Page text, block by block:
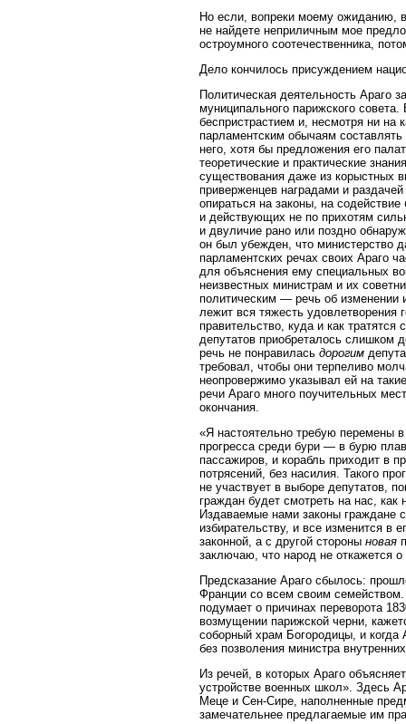
Но если, вопреки моему ожиданию,
не найдете неприличным мое
остроумного соотечественника,
Дело кончилось присуждением
Политическая деятельность Араго
муниципального парижского
беспристрастием и, несмотря ни
парламентским обычаям
него, хотя бы предложения его
теоретические и практические
существования даже из корыстных
приверженцев наградами и
опираться на законы, на
и действующих не по прихотям
и двуличие рано или поздно
он был убежден, что министерство
парламентских речах своих Араго
для объяснения ему специальных
неизвестных министрам и их
политическим — речь об изменении
лежит вся тяжесть удовлетворения
правительство, куда и как
депутатов приобреталось слишком
речь не понравилась дорогим
требовал, чтобы они терпеливо
неопровержимо указывал ей на
речи Араго много поучительных
окончания.
«Я настоятельно требую перемены
прогресса среди бури — в бурю
пассажиров, и корабль приходит в
потрясений, без насилия. Такого
не участвует в выборе депутатов,
граждан будет смотреть на нас,
Издаваемые нами законы граждане
избирательству, и все изменится в
законной, а с другой стороны новая
заключаю, что народ не откажется о
Предсказание Араго сбылось:
Франции со всем своим
подумает о причинах переворота
возмущении парижской черни,
соборный храм Богородицы, и когда
без позволения министра
Из речей, в которых Араго
устройстве военных школ». Здесь
Меце и Сен-Сире, наполненные
замечательнее предлагаемые им